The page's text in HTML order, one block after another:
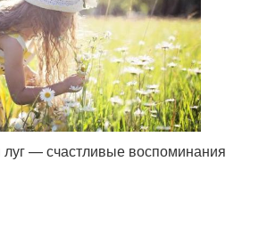
— счастливые воспоминания